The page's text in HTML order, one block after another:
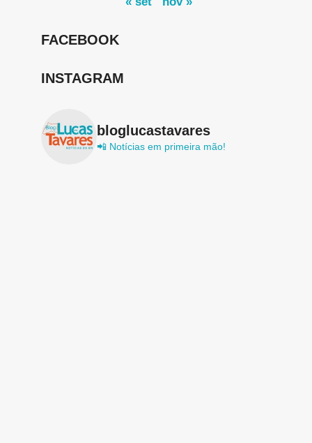
FACEBOOK
INSTAGRAM
bloglucastavares
📲 Notícias em primeira mão!